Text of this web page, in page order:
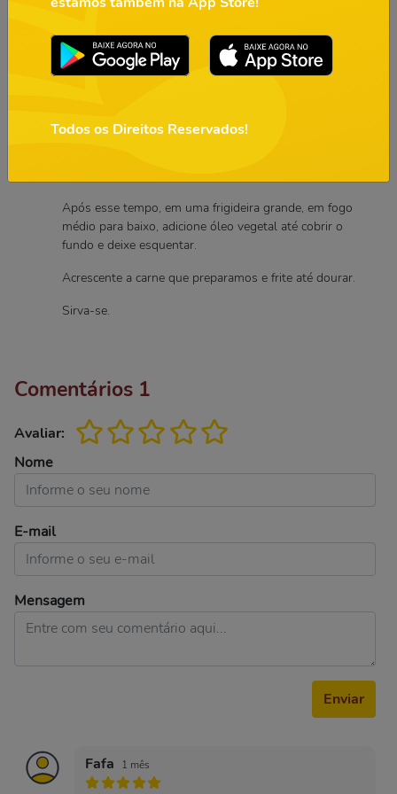
Agora em um saquinho acrescente a cenoura, no outro a
abobrinha, no outro o pimentão em cubinhos e no
Depois misture muito bem cada saquinho, espalhe e
Após esse tempo, em uma frigideira grande, em fogo
médio para baixo, adicione óleo vegetal até cobrir o
fundo e deixe esquentar.
Acrescente a carne que preparamos e frite até dourar.
Sirva-se.
Comentários 1
Avaliar:
Nome
E-mail
Mensagem
Enviar
Fafa 1 mês
Todos os Direitos Reservados!